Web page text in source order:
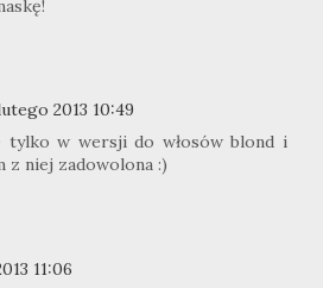
2013 10:49
tylko w wersji do włosów blond i
z niej zadowolona :)
11:06